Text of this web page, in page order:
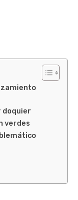
doquier
verdes